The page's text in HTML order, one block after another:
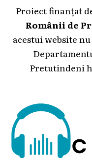
Proiect finanțat
Românii de
acestui website
Pretutindeni